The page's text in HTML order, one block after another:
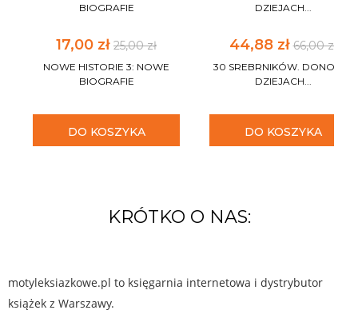
BIOGRAFIE
17,00 zł 25,00 zł
NOWE HISTORIE 3: NOWE
BIOGRAFIE
DO KOSZYKA
DZIEJACH...
44,88 zł66,00 zł
30 SREBRNIKÓW. DONOS W
DZIEJACH...
DO KOSZYKA
KRÓTKO O NAS:
motyleksiazkowe.pl to księgarnia internetowa i dystrybutor
książek z Warszawy.